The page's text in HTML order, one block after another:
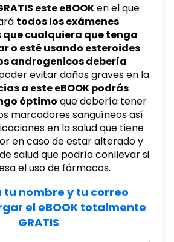
este eBOOKen el que
todos los exámenes
cualquiera que tenga
o esté usando esteroides
androgenicos debería
evitar daños graves en la
a este eBOOK podrás
óptimo que debería tener
marcadores sanguíneos así
en la salud que tiene
en caso de estar alterado y
salud que podría conllevar si
el uso de fármacos.
tu nombre y tu correo
el eBOOK totalmente
GRATIS